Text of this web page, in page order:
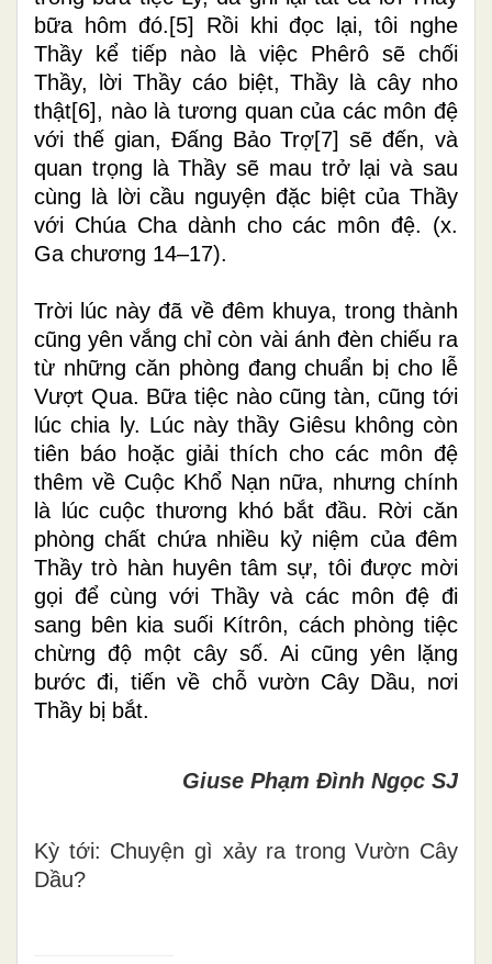
bữa hôm đó.[5] Rồi khi đọc lại, tôi nghe
Thầy kể tiếp nào là việc Phêrô sẽ chối
Thầy, lời Thầy cáo biệt, Thầy là cây nho
thật[6], nào là tương quan của các môn đệ
với thế gian, Đấng Bảo Trợ[7] sẽ đến, và
quan trọng là Thầy sẽ mau trở lại và sau
cùng là lời cầu nguyện đặc biệt của Thầy
với Chúa Cha dành cho các môn đệ. (x.
Ga chương 14–17).
Trời lúc này đã về đêm khuya, trong thành
cũng yên vắng chỉ còn vài ánh đèn chiếu ra
từ những căn phòng đang chuẩn bị cho lễ
Vượt Qua. Bữa tiệc nào cũng tàn, cũng tới
lúc chia ly. Lúc này thầy Giêsu không còn
tiên báo hoặc giải thích cho các môn đệ
thêm về Cuộc Khổ Nạn nữa, nhưng chính
là lúc cuộc thương khó bắt đầu. Rời căn
phòng chất chứa nhiều kỷ niệm của đêm
Thầy trò hàn huyên tâm sự, tôi được mời
gọi để cùng với Thầy và các môn đệ đi
sang bên kia suối Kítrôn, cách phòng tiệc
chừng độ một cây số. Ai cũng yên lặng
bước đi, tiến về chỗ vườn Cây Dầu, nơi
Thầy bị bắt.
Giuse Phạm Đình Ngọc SJ
Kỳ tới: Chuyện gì xảy ra trong Vườn Cây
Dầu?